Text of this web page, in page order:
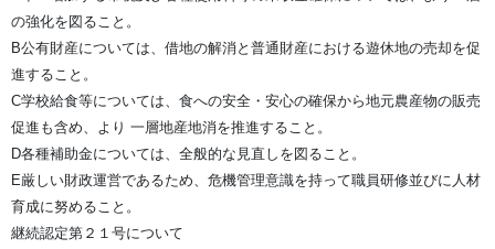
の強化を図ること。
B公有財産については、借地の解消と普通財産における遊休地の売却を促
進すること。
C学校給食等については、食への安全・安心の確保から地元農産物の販売
促進も含め、より 一層地産地消を推進すること。
D各種補助金については、全般的な見直しを図ること。
E厳しい財政運営であるため、危機管理意識を持って職員研修並びに人材
育成に努めること。
継続認定第２１号について